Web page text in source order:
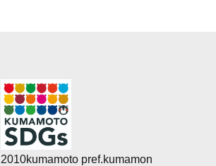
2010kumamoto pref.kumamon